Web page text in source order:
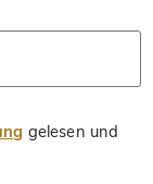
gelesen und